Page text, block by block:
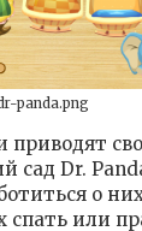
panda.png
сад Dr.
о
или